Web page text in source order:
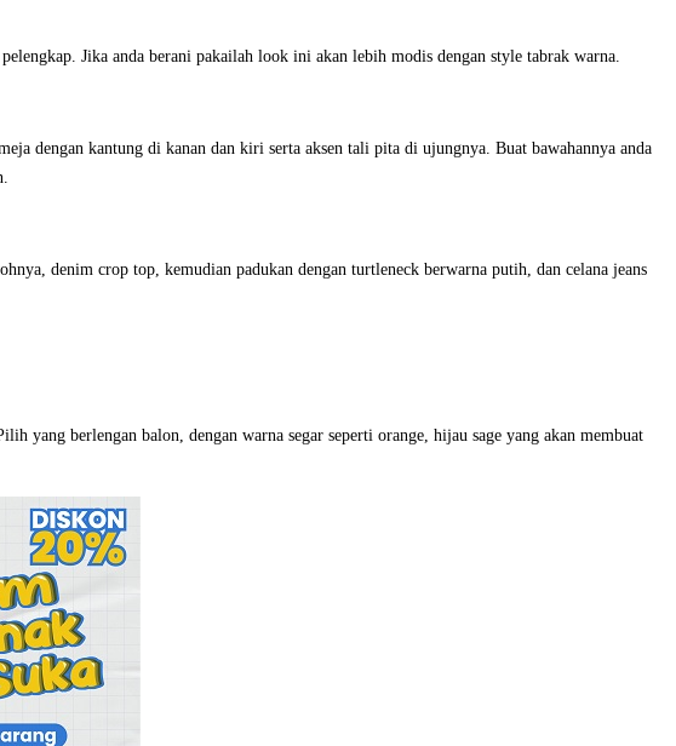
Jika anda berani pakailah look ini akan lebih modis dengan style tabrak warna.
dengan kantung di kanan dan kiri serta aksen tali pita di ujungnya. Buat bawahannya anda
denim crop top, kemudian padukan dengan turtleneck berwarna putih, dan celana jeans
berlengan balon, dengan warna segar seperti orange, hijau sage yang akan membuat